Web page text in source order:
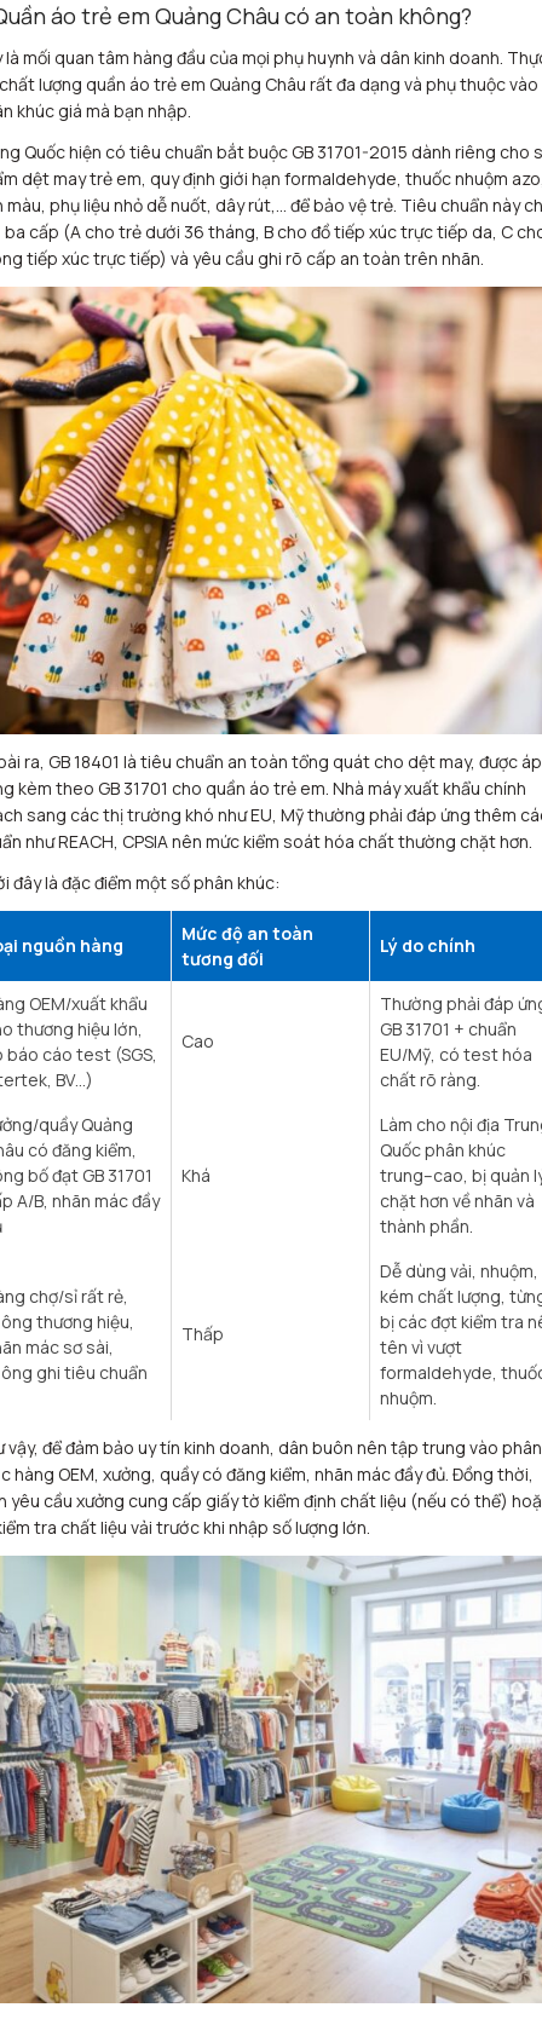
áo trẻ em Quảng Châu có an toàn không?
là mối quan tâm hàng đầu của mọi phụ huynh và dân kinh doanh.
lượng quần áo trẻ em Quảng Châu rất đa dạng và phụ thuộc vào
khúc giá mà bạn nhập.
Quốc hiện có tiêu chuẩn bắt buộc GB 31701-2015 dành riêng cho
dệt may trẻ em, quy định giới hạn formaldehyde, thuốc nhuộm
màu, phụ liệu nhỏ dễ nuốt, dây rút,… để bảo vệ trẻ. Tiêu chuẩn này
ba cấp (A cho trẻ dưới 36 tháng, B cho đồ tiếp xúc trực tiếp da, C
tiếp xúc trực tiếp) và yêu cầu ghi rõ cấp an toàn trên nhãn.​
ra, GB 18401 là tiêu chuẩn an toàn tổng quát cho dệt may, được áp
kèm theo GB 31701 cho quần áo trẻ em. Nhà máy xuất khẩu chính
sang các thị trường khó như EU, Mỹ thường phải đáp ứng thêm
như REACH, CPSIA nên mức kiểm soát hóa chất thường chặt hơn.
đây là đặc điểm một số phân khúc:
nguồn hàng
Mức độ an toàn
tương đối
Lý do chính
OEM/xuất khẩu
thương hiệu lớn,
báo cáo test (SGS,
BV…)
Cao
Thường phải đáp
GB 31701 + chuẩn
EU/Mỹ, có test hóa
chất rõ ràng. ​
quầy Quảng
có đăng kiểm,
bố đạt GB 31701
A/B, nhãn mác đầy
Khá
Làm cho nội địa
Quốc phân khúc
trung–cao, bị quản
chặt hơn về nhãn và
thành phần. ​
chợ/sỉ rất rẻ,
thương hiệu,
mác sơ sài,
ghi tiêu chuẩn
Thấp
Dễ dùng vải, nhuộm,
kém chất lượng,
bị các đợt kiểm tra
tên vì vượt
formaldehyde,
nhuộm.
vậy, để đảm bảo uy tín kinh doanh, dân buôn nên tập trung vào phân
hàng OEM, xưởng, quầy có đăng kiểm, nhãn mác đầy đủ. Đồng thời,
yêu cầu xưởng cung cấp giấy tờ kiểm định chất liệu (nếu có thể)
tra chất liệu vải trước khi nhập số lượng lớn.